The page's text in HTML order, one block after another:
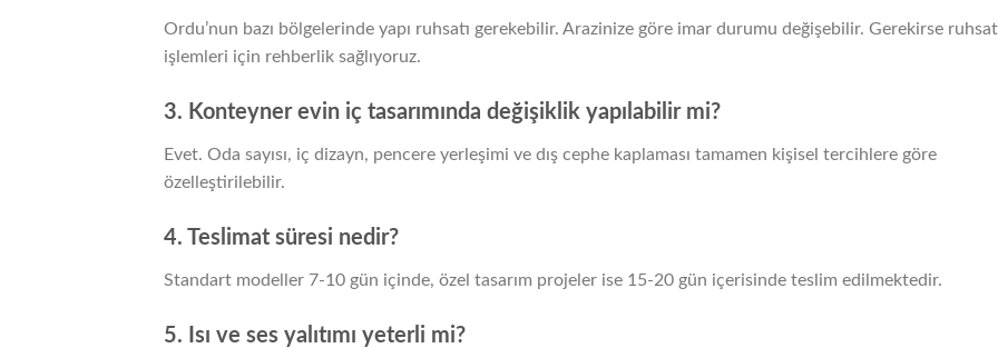
Ordu’nun bazı bölgelerinde yapı ruhsatı gerekebilir. Arazinize göre imar durumu değişebilir. Gerekirse ruhsat
işlemleri için rehberlik sağlıyoruz.
3. Konteyner evin iç tasarımında değişiklik yapılabilir mi?
Evet. Oda sayısı, iç dizayn, pencere yerleşimi ve dış cephe kaplaması tamamen kişisel tercihlere göre
özelleştirilebilir.
4. Teslimat süresi nedir?
Standart modeller 7-10 gün içinde, özel tasarım projeler ise 15-20 gün içerisinde teslim edilmektedir.
5. Isı ve ses yalıtımı yeterli mi?